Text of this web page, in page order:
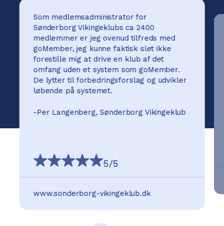
Som medlemsadministrator for
Sønderborg Vikingeklubs ca 2400
medlemmer er jeg ovenud tilfreds med
goMember, jeg kunne faktisk slet ikke
forestille mig at drive en klub af det
omfang uden et system som goMember.
De lytter til forbedringsforslag og udvikler
løbende på systemet.
-Per Langenberg, Sønderborg Vikingeklub
5/5
www.sonderborg-vikingeklub.dk